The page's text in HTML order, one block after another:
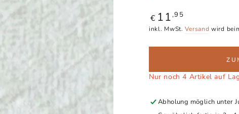
Regulärer
Preis
€ 11 ,95
inkl. MwSt.Versand wird
Nur noch 4 Artikel auf
Abholung möglich unter